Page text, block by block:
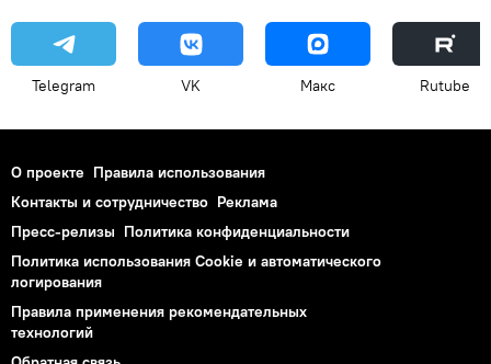
Telegram VK Макс Rutube
О проекте Правила использования
Контакты и сотрудничество Реклама
Пресс-релизы Политика конфиденциальности
Политика использования Cookie и автоматического
логирования
Правила применения рекомендательных
технологий